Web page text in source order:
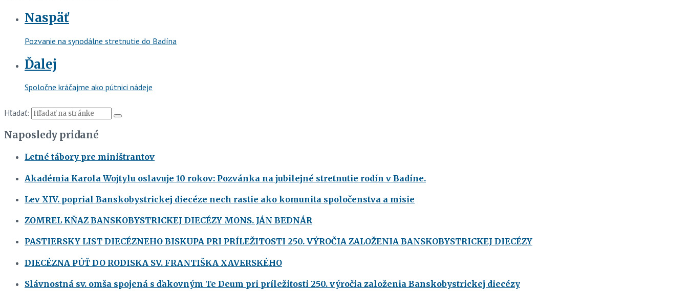
Naspäť
Pozvanie na synodálne stretnutie do Badína
Ďalej
Spoločne kráčajme ako pútnici nádeje
Hľadať:
Naposledy pridané
Letné tábory pre miništrantov
Akadémia Karola Wojtylu oslavuje 10 rokov: Pozvánka na jubilejné stretnutie rodín v Badíne.
Lev XIV. poprial Banskobystrickej diecéze nech rastie ako komunita spoločenstva a misie
ZOMREL KŇAZ BANSKOBYSTRICKEJ DIECÉZY MONS. JÁN BEDNÁR
PASTIERSKY LIST DIECÉZNEHO BISKUPA PRI PRÍLEŽITOSTI 250. VÝROČIA ZALOŽENIA BANSKOBYSTRICKEJ DIECÉZY
DIECÉZNA PÚŤ DO RODISKA SV. FRANTIŠKA XAVERSKÉHO
Slávnostná sv. omša spojená s ďakovným Te Deum pri príležitosti 250. výročia založenia Banskobystrickej diecézy